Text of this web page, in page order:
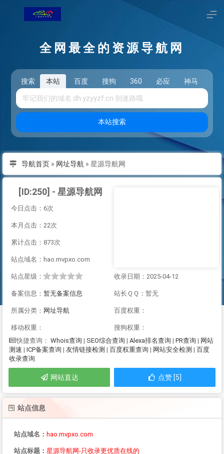
全网最全的资源导航网
搜索 本站 百度 搜狗 360 必应 神马
本站搜索
导航首页» 网址导航 » 星源导航网
[ID:250] - 星源导航网
今日点击：6次
本月点击：22次
累计点击：873次
站点域名：hao.mvpxo.com
站点星级： 收录日期：2025-04-12
备案信息： 暂无备案信息 站长ＱＱ：暂无
所属分类： 网址导航 百度权重：
移动权重： 搜狗权重：
快捷查询： Whois查询 | SEO综合查询 | Alexa排名查询 | PR查询 | 网站
测速 | ICP备案查询 | 友情链接检测 | 百度权重查询 | 网站安全检测 | 百度
收录查询
网站直达 点赞 [5]
站点信息
站点域名： hao.mvpxo.com
站点标题： 星源导航网-只收录更优质在线的